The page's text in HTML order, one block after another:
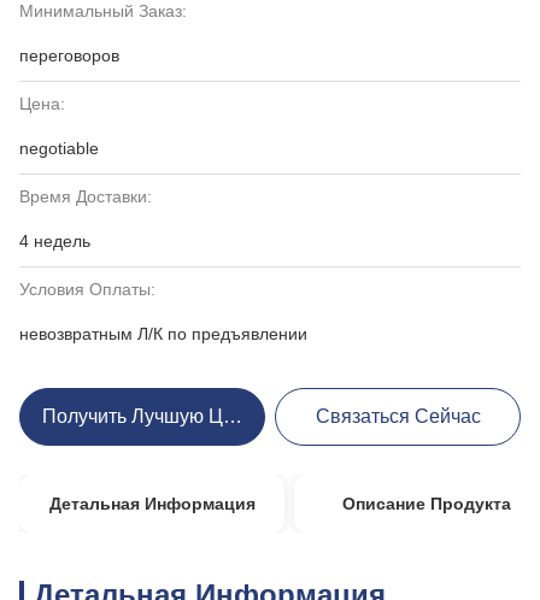
Минимальный Заказ:
переговоров
Цена:
negotiable
Время Доставки:
4 недель
Условия Оплаты:
невозвратным Л/К по предъявлении
Получить Лучшую Цену Связаться Сейчас
Детальная Информация Описание Продукта